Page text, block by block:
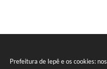
Prefeitura de Iepê e os cookies: